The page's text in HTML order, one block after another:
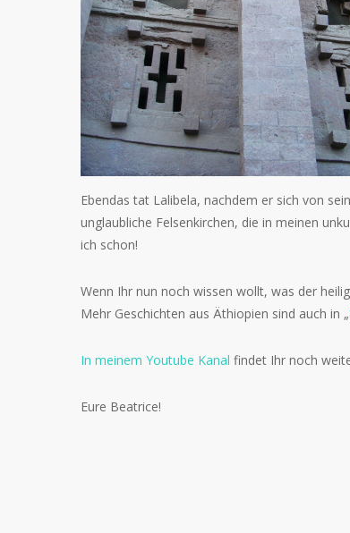
Ebendas tat Lalibela, nachdem er sich von
unglaubliche Felsenkirchen, die in meinen
ich schon!
Wenn Ihr nun noch wissen wollt, was der
Mehr Geschichten aus Äthiopien sind auch in „
In meinem Youtube Kanal findet Ihr noch
Eure Beatrice!